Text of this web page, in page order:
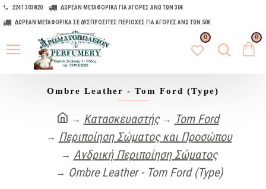
2241 303820 ΔΩΡΕΑΝ ΜΕΤΑΦΟΡΙΚΑ ΓΙΑ ΑΓΟΡΕΣ ΑΝΩ ΤΩΝ 30€
ΔΩΡΕΑΝ ΜΕΤΑΦΟΡΙΚΑ ΣΕ ΔΥΣΠΡΟΣΙΤΕΣ ΠΕΡΙΟΧΕΣ ΓΙΑ ΑΓΟΡΕΣ ΑΝΩ ΤΩΝ 50€
0 0
Κατασκευαστής
Tom Ford
Περιποίηση Σώματος και Προσώπου
Ανδρική Περιποίηση Σώματος
Ombre Leather - Tom Ford (Type)
Ombre Leather - Tom Ford (Type)